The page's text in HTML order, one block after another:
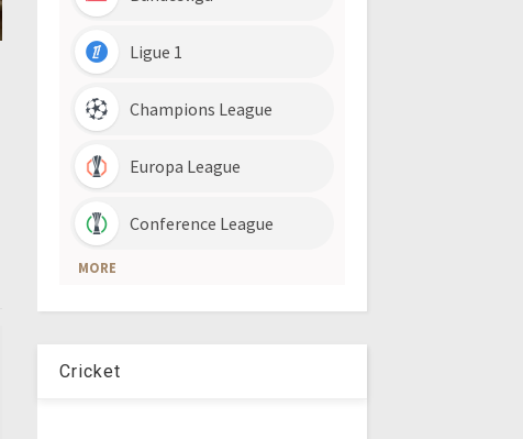
Cricket